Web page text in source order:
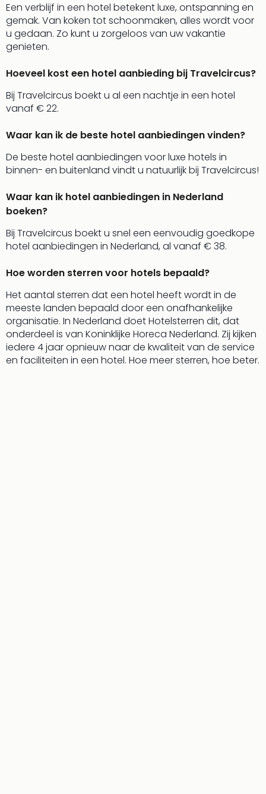
Een verblijf in een hotel betekent luxe, ontspanning en
gemak. Van koken tot schoonmaken, alles wordt voor
u gedaan. Zo kunt u zorgeloos van uw vakantie
genieten.
Hoeveel kost een hotel aanbieding bij Travelcircus?
Bij Travelcircus boekt u al een nachtje in een hotel
vanaf € 22.
Waar kan ik de beste hotel aanbiedingen vinden?
De beste hotel aanbiedingen voor luxe hotels in
binnen- en buitenland vindt u natuurlijk bij Travelcircus!
Waar kan ik hotel aanbiedingen in Nederland
boeken?
Bij Travelcircus boekt u snel een eenvoudig goedkope
hotel aanbiedingen in Nederland, al vanaf € 38.
Hoe worden sterren voor hotels bepaald?
Het aantal sterren dat een hotel heeft wordt in de
meeste landen bepaald door een onafhankelijke
organisatie. In Nederland doet Hotelsterren dit, dat
onderdeel is van Koninklijke Horeca Nederland. Zij kijken
iedere 4 jaar opnieuw naar de kwaliteit van de service
en faciliteiten in een hotel. Hoe meer sterren, hoe beter.